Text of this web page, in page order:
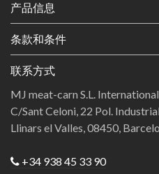
产品信息
条款和条件
联系方式
MJ meat-carn S.L.
C/Sant Celoni, 22 Pol.
Llinars el Valles, 08450,
+34 938 45 33 90